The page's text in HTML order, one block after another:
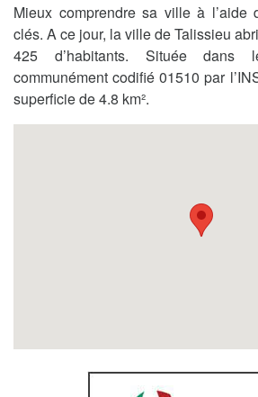
Mieux comprendre sa ville à l’aide
clés. A ce jour, la ville de Talissieu
425 d’habitants. Située dans
communément codifié 01510 par
superficie de 4.8 km².